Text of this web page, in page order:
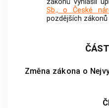
Sb., o České
pozdějších
Změna zákona o